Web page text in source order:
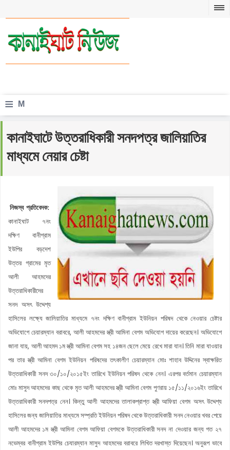
≡ M
n
u
কানাইঘাটে উত্তরাধিকারী সনদপত্র জালিয়াতির
মাধ্যমে নেয়ার চেষ্টা
নিজস্ব প্রতিবেদক:
কানাইঘাট ৭নং
দক্ষিণ বানীগ্রাম
ইউপির বড়দেশ
উত্তর গ্রামের মৃত
আলী আহমদের
উত্তরাধিকারীদের
সনদ অসৎ উদ্দেশ্য
হাসিলের লক্ষ্যে জালিয়াতির মাধ্যমে ৭নং দক্ষিণ বানীগ্রাম ইউনিয়ন পরিষদ থেকে নেওয়ার চেষ্টার
অভিযোগে চেয়ারম্যান বরাবরে, আলী আহমদের স্ত্রী আমিনা বেগম অভিযোগ দায়ের করেছেন। অভিযোগে
জানা যায়, আলী আহমদ ১ম স্ত্রী আমিনা বেগম সহ ১৪জন ছেলে মেয়ে রেখে মারা যান। তিনি মারা যাওয়ার
পর তার স্ত্রী আমিনা বেগম ইউনিয়ন পরিষদের তৎকালীণ চেয়ারম্যান মোঃ শাহাব উদ্দিনের স্বাক্ষরিত
উত্তরাধিকারী সনদ ৩০/১০/২০১৫ইং তারিখে ইউনিয়ন পরিষদ থেকে নেন। এরপর বর্তমান চেয়ারম্যান
মোঃ মাসুদ আহমদের কাছ থেকে মৃত আলী আহমদের স্ত্রী আমিনা বেগম পুণরায় ১৫/১১/২০১৬ইং তারিখে
উত্তরাধিকারী সনদপত্র নেন। কিন্তু আলী আহমদের তালাকপ্রাপ্ত স্ত্রী আফিয়া বেগম অসৎ উদ্দেশ্য
হাসিলের জন্য জালিয়াতির মাধ্যমে সম্প্রতি ইউনিয়ন পরিষদ থেকে উত্তরাধিকারী সনদ নেওয়ার খবর পেয়ে
আলী আহমদের ১ম স্ত্রী আমিনা বেগম আফিয়া বেগমকে উত্তরাধিকারী সনদ না দেওয়ার জন্য গত ২৭
নভেম্বর বানীগ্রাম ইউপির চেযারম্যান মাসুদ আহমদের বরাবরে লিখিত দরখাস্ত দিয়েছেন। অনুরূপ ভাবে